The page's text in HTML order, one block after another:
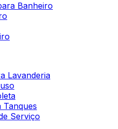
Banheiro
Lavanderia
Serviço